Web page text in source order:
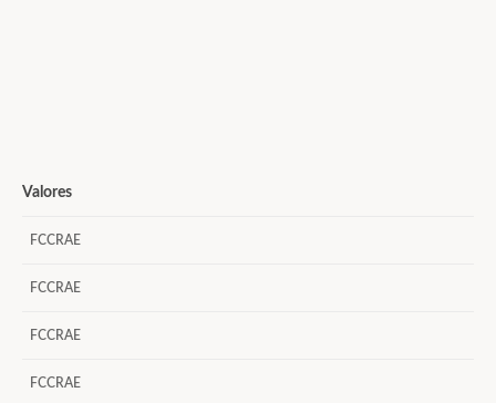
Valores
FCCRAE
FCCRAE
FCCRAE
FCCRAE